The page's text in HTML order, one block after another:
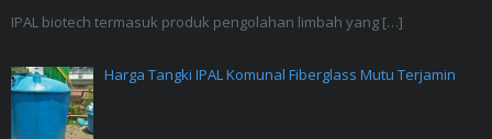
IPAL biotech termasuk produk pengolahan limbah yang […]
Harga Tangki IPAL Komunal Fiberglass Mutu Terjamin